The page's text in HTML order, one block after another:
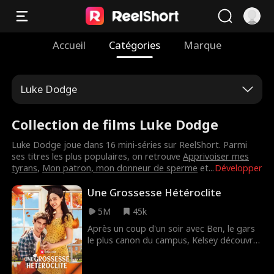
Accueil Catégories Marque
Luke Dodge
Collection de films Luke Dodge
Développer
Luke Dodge joue dans 16 mini-séries sur ReelShort. Parmi
ses titres les plus populaires, on retrouveApprivoiser mes
tyrans, Mon patron, mon donneur de sperme et...
Une Grossesse Hétéroclite
5M
45k
Après un coup d'un soir avec Ben, le gars
le plus canon du campus, Kelsey découvre